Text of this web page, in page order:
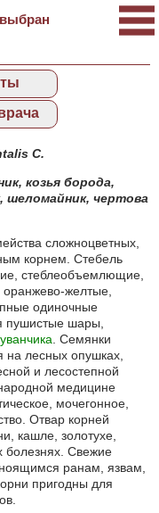
С.
, козья борода,
, шеломайник, чертова
сложноцветных,
корнем. Стебель
стеблеобъемлющие,
желтые,
одиночные
пушистые шары,
. Семянки
на лесных опушках,
и лесостепной
медицине
мочегонное,
Отвар корней
кашле, золотухе,
болезнях. Свежие
ранам, язвам,
пригодны для